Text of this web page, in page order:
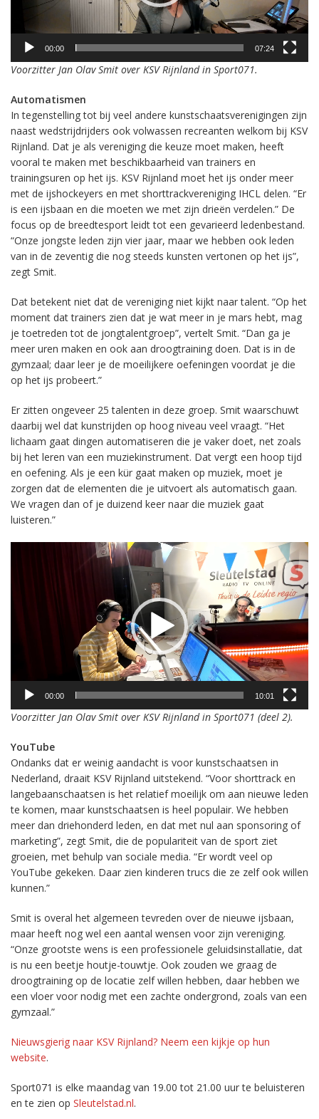
00:00 07:24
Voorzitter Jan Olav Smit over KSV Rijnland in Sport071.
Automatismen
In tegenstelling tot bij veel andere kunstschaatsverenigingen zijn
naast wedstrijdrijders ook volwassen recreanten welkom bij KSV
Rijnland. Dat je als vereniging die keuze moet maken, heeft
vooral te maken met beschikbaarheid van trainers en
trainingsuren op het ijs. KSV Rijnland moet het ijs onder meer
met de ijshockeyers en met shorttrackvereniging IHCL delen. “Er
is een ijsbaan en die moeten we met zijn drieën verdelen.” De
focus op de breedtesport leidt tot een gevarieerd ledenbestand.
“Onze jongste leden zijn vier jaar, maar we hebben ook leden
van in de zeventig die nog steeds kunsten vertonen op het ijs”,
zegt Smit.
Dat betekent niet dat de vereniging niet kijkt naar talent. “Op het
moment dat trainers zien dat je wat meer in je mars hebt, mag
je toetreden tot de jongtalentgroep”, vertelt Smit. “Dan ga je
meer uren maken en ook aan droogtraining doen. Dat is in de
gymzaal; daar leer je de moeilijkere oefeningen voordat je die
op het ijs probeert.”
Er zitten ongeveer 25 talenten in deze groep. Smit waarschuwt
daarbij wel dat kunstrijden op hoog niveau veel vraagt. “Het
lichaam gaat dingen automatiseren die je vaker doet, net zoals
bij het leren van een muziekinstrument. Dat vergt een hoop tijd
en oefening. Als je een kür gaat maken op muziek, moet je
zorgen dat de elementen die je uitvoert als automatisch gaan.
We vragen dan of je duizend keer naar die muziek gaat
luisteren.”
00:00 10:01
Voorzitter Jan Olav Smit over KSV Rijnland in Sport071 (deel 2).
YouTube
Ondanks dat er weinig aandacht is voor kunstschaatsen in
Nederland, draait KSV Rijnland uitstekend. “Voor shorttrack en
langebaanschaatsen is het relatief moeilijk om aan nieuwe leden
te komen, maar kunstschaatsen is heel populair. We hebben
meer dan driehonderd leden, en dat met nul aan sponsoring of
marketing”, zegt Smit, die de populariteit van de sport ziet
groeien, met behulp van sociale media. “Er wordt veel op
YouTube gekeken. Daar zien kinderen trucs die ze zelf ook willen
kunnen.”
Smit is overal het algemeen tevreden over de nieuwe ijsbaan,
maar heeft nog wel een aantal wensen voor zijn vereniging.
“Onze grootste wens is een professionele geluidsinstallatie, dat
is nu een beetje houtje-touwtje. Ook zouden we graag de
droogtraining op de locatie zelf willen hebben, daar hebben we
een vloer voor nodig met een zachte ondergrond, zoals van een
gymzaal.”
Nieuwsgierig naar KSV Rijnland? Neem een kijkje op hun
website.
Sport071 is elke maandag van 19.00 tot 21.00 uur te beluisteren
en te zien op Sleutelstad.nl.